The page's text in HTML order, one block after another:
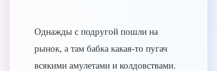
Однажды с подругой пошли на
рынок, а там бабка какая-то пугач
всякими амулетами и колдовствами.